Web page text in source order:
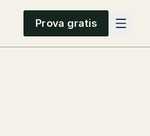
Prova gratis